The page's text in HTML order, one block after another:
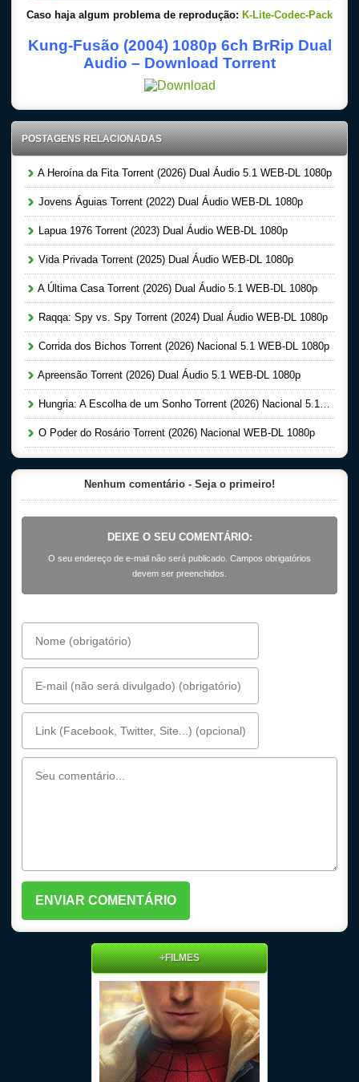
Caso haja algum problema de reprodução: K-Lite-Codec-Pack
Kung-Fusão (2004) 1080p 6ch BrRip Dual
Audio – Download Torrent
POSTAGENS RELACIONADAS
A Heroína da Fita Torrent (2026) Dual Áudio 5.1 WEB-DL 1080p
Jovens Águias Torrent (2022) Dual Áudio WEB-DL 1080p
Lapua 1976 Torrent (2023) Dual Áudio WEB-DL 1080p
Vida Privada Torrent (2025) Dual Áudio WEB-DL 1080p
A Última Casa Torrent (2026) Dual Áudio 5.1 WEB-DL 1080p
Raqqa: Spy vs. Spy Torrent (2024) Dual Áudio WEB-DL 1080p
Corrida dos Bichos Torrent (2026) Nacional 5.1 WEB-DL 1080p
Apreensão Torrent (2026) Dual Áudio 5.1 WEB-DL 1080p
Hungria: A Escolha de um Sonho Torrent (2026) Nacional 5.1 WEB-DL 1080p
O Poder do Rosário Torrent (2026) Nacional WEB-DL 1080p
Nenhum comentário - Seja o primeiro!
DEIXE O SEU COMENTÁRIO:
O seu endereço de e-mail não será publicado. Campos obrigatórios
devem ser preenchidos.
+FILMES